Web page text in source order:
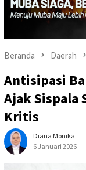
Beranda Daerah
Antisipasi
Ajak Sispala
Kritis
Diana Monika
6 Januari 2026